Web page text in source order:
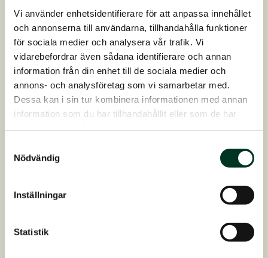
Vi använder enhetsidentifierare för att anpassa innehållet
och annonserna till användarna, tillhandahålla funktioner
för sociala medier och analysera vår trafik. Vi
vidarebefordrar även sådana identifierare och annan
information från din enhet till de sociala medier och
annons- och analysföretag som vi samarbetar med.
Dessa kan i sin tur kombinera informationen med annan
information som du har tillhandahållit eller som de har
Nödvändig
Inställningar
Statistik
För att kunna utnyttja näringsämnena, inklusive
de värdefulla omega-3-fettsyrorna från linfröet,
är det nödvändigt att mala/knäcka eller rulla
linfröet, eftersom hästen inte kan bryta alla frön
enbart genom tuggprocessen eftersom fröna är
så pass platta. Nackdelen med att mala och
rulla är att linfröet, eller de fettsyror som det
innehåller, reagerar med luftens syre (oxidation)
I en patenterad process (som används på St.
Hippolyt) kan dock hela linfröet “lättvalsas”.
skal. På så sätt behåller fröskalet sin skyddande
mikroskopiska sprickorna också gör att ämnen